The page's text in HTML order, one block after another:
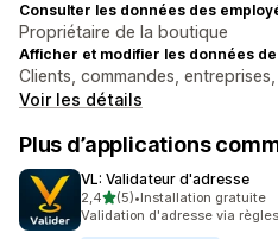
Consulter les données des
Propriétaire de la boutique
Afficher et modifier les données
Clients, commandes,
Voir les détails
Plus d’applications
VL: Validateur d'adresse
2,4étoile(s) sur 5
(5)
5 avis au total
•Installation gratuite
Validation d'adresse via